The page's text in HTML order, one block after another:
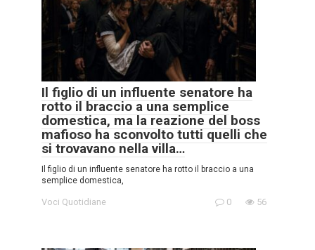
Il figlio di un influente senatore ha
rotto il braccio a una semplice
domestica, ma la reazione del boss
mafioso ha sconvolto tutti quelli che
si trovavano nella villa…
Il figlio di un influente senatore ha rotto il braccio a una
semplice domestica,
Voci Quotidiane 0 56